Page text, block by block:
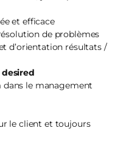
et efficace
de problèmes
d’orientation résultats /
le management
le client et toujours